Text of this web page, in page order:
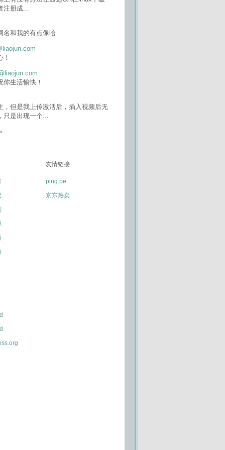
注册成...
名和我的有点像哈
！
你生活愉快！
，但是我上传激活后，插入视频后无
只是出现一个...
友情链接
ping.pe
京东热卖